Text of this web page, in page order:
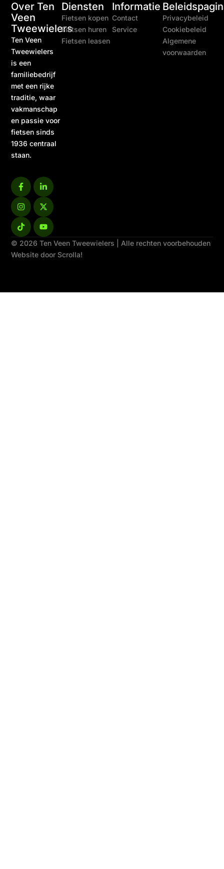
Over Ten
Veen
Tweewielers
Ten Veen
Tweewielers
is een
familiebedrijf
met een rijke
traditie, waar
vakmanschap
en passie voor
fietsen sinds
1936 centraal
staan.
Diensten
Fietsen kopen
Fietsen huren
Fietsen leasen
Informatie
Contact
Service
Privacybeleid
Cookiebeleid
Algemene
voorwaarden
© 2026 Ten Veen Tweewielers | Alle rechten voorbehouden
Website door Scrolla!